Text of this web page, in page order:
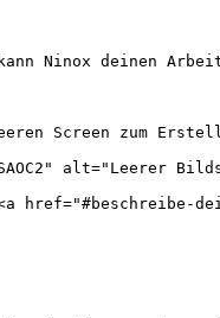
Ninox deinen
Screen zum
alt="Leerer
href="#beschreibe-